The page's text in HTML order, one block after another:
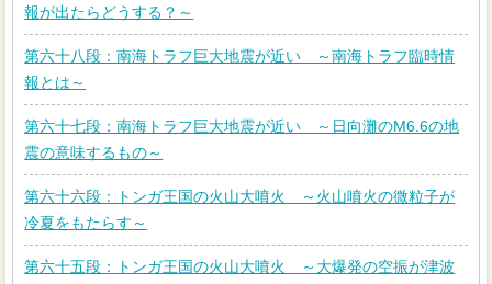
報が出たらどうする？～
第六十八段：南海トラフ巨大地震が近い ～南海トラフ臨時情
報とは～
第六十七段：南海トラフ巨大地震が近い ～日向灘のM6.6の地
震の意味するもの～
第六十六段：トンガ王国の火山大噴火 ～火山噴火の微粒子が
冷夏をもたらす～
第六十五段：トンガ王国の火山大噴火 ～大爆発の空振が津波